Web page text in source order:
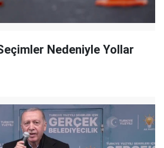
Nedeniyle Yollar